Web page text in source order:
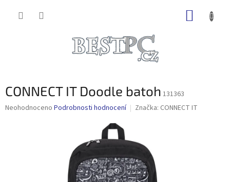
CONNECT IT Doodle batoh 131363
Průměrné
Neohodnoceno Podrobnosti hodnocení Značka: CONNECT IT